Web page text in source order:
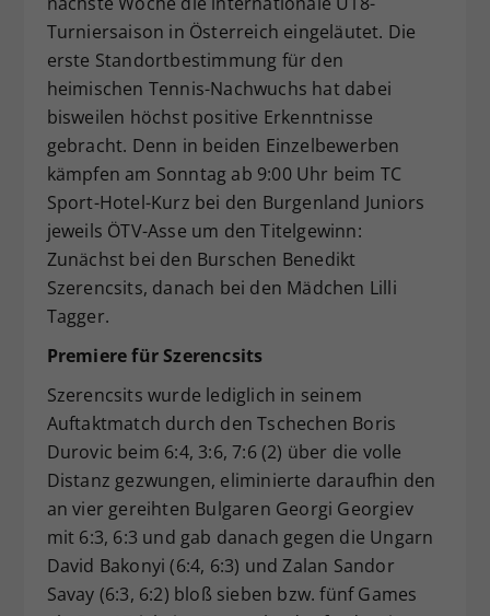
Turniersaison in Österreich eingeläutet. Die
erste Standortbestimmung für den
heimischen Tennis-Nachwuchs hat dabei
bisweilen höchst positive Erkenntnisse
gebracht. Denn in beiden Einzelbewerben
kämpfen am Sonntag ab 9:00 Uhr beim TC
Sport-Hotel-Kurz bei den Burgenland Juniors
jeweils ÖTV-Asse um den Titelgewinn:
Zunächst bei den Burschen Benedikt
Szerencsits, danach bei den Mädchen Lilli
Tagger.
Premiere für Szerencsits
Szerencsits wurde lediglich in seinem
Auftaktmatch durch den Tschechen Boris
Durovic beim 6:4, 3:6, 7:6 (2) über die volle
Distanz gezwungen, eliminierte daraufhin den
an vier gereihten Bulgaren Georgi Georgiev
mit 6:3, 6:3 und gab danach gegen die Ungarn
David Bakonyi (6:4, 6:3) und Zalan Sandor
Savay (6:3, 6:2) bloß sieben bzw. fünf Games
Zweck
Dieser Wert speichert Ihre Consent-
Einstellungen. Unter anderem eine
zufällig generierte ID, für die
historische Speicherung Ihrer
vorgenommen Einstellungen, falls der
Webseiten-Betreiber dies eingestellt
hat.